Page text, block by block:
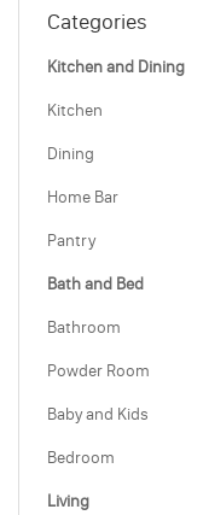
Categories
Kitchen and Dining
Kitchen
Dining
Home Bar
Pantry
Bath and Bed
Bathroom
Powder Room
Baby and Kids
Bedroom
Living